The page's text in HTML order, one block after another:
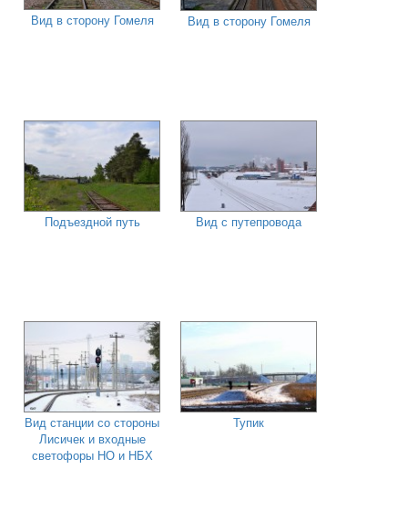
Вид в сторону Гомеля Вид в сторону Гомеля
Подъездной путь Вид с путепровода
Вид станции со стороны
Лисичек и входные
светофоры НО и НБХ
Тупик